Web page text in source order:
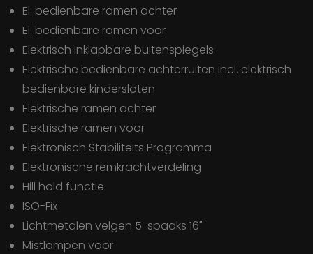
El. bedienbare ramen achter
El. bedienbare ramen voor
Elektrisch inklapbare buitenspiegels
Elektrische bedienbare achterruiten incl. elektrisch
bedienbare kindersloten
Elektrische ramen achter
Elektrische ramen voor
Elektronisch Stabiliteits Programma
Elektronische remkrachtverdeling
Hill hold functie
ISO-Fix
Lichtmetalen velgen 5-spaaks 16"
Mistlampen voor